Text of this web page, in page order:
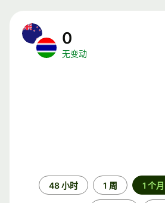
0
无变动
48 小时 1 周 1 个月